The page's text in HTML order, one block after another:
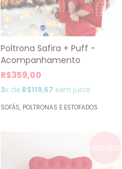
Poltrona Safira + Puff -
Acompanhamento
R$359,00
3x de R$119,67 sem juros
SOFÁS, POLTRONAS E ESTOFADOS
ESGOTADO